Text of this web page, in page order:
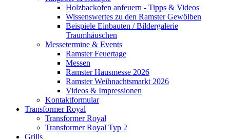
Holzbackofen anfeuern - Tipps & Videos
Wissenswertes zu den Ramster Gewölben
Beispiele Einbauten / Bildergalerie
Traumhäuschen
Messetermine & Events
Ramster Feuertage
Messen
Ramster Hausmesse 2026
Ramster Weihnachtsmarkt 2026
Videos & Impressionen
Kontaktformular
Transformer Royal
Transformer Royal
Transformer Royal Typ 2
Grills